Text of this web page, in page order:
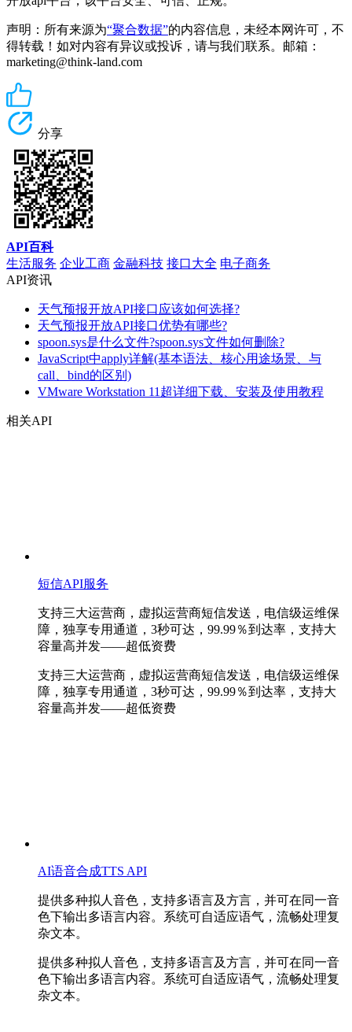
声明：所有来源为“聚合数据”的内容信息，未经本网许可，不
得转载！如对内容有异议或投诉，请与我们联系。邮箱：
marketing@think-land.com
分享
API百科
生活服务 企业工商 金融科技 接口大全 电子商务
API资讯
天气预报开放API接口应该如何选择?
天气预报开放API接口优势有哪些?
spoon.sys是什么文件?spoon.sys文件如何删除?
JavaScript中apply详解(基本语法、核心用途场景、与
call、bind的区别)
VMware Workstation 11超详细下载、安装及使用教程
相关API
短信API服务
支持三大运营商，虚拟运营商短信发送，电信级运维保
障，独享专用通道，3秒可达，99.99％到达率，支持大
容量高并发——超低资费
支持三大运营商，虚拟运营商短信发送，电信级运维保
障，独享专用通道，3秒可达，99.99％到达率，支持大
容量高并发——超低资费
AI语音合成TTS API
提供多种拟人音色，支持多语言及方言，并可在同一音
色下输出多语言内容。系统可自适应语气，流畅处理复
杂文本。
提供多种拟人音色，支持多语言及方言，并可在同一音
色下输出多语言内容。系统可自适应语气，流畅处理复
杂文本。